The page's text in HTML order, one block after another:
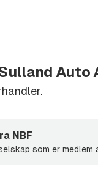
Auto
NBF
som er medlem